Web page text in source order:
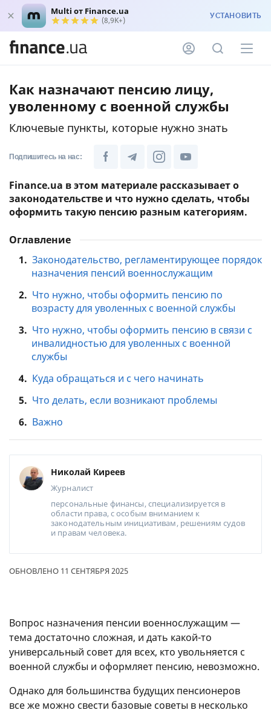
Multi от Finance.ua
(8,9K+) УСТАНОВИТЬ
Как назначают пенсию лицу,
уволенному с военной службы
Ключевые пункты, которые нужно знать
Подпишитесь на нас:
Finance.ua в этом материале рассказывает о
законодательстве и что нужно сделать, чтобы
оформить такую ​​пенсию разным категориям.
Оглавление
1. Законодательство, регламентирующее порядок
назначения пенсий военнослужащим
2. Что нужно, чтобы оформить пенсию по
возрасту для уволенных с военной службы
3. Что нужно, чтобы оформить пенсию в связи с
инвалидностью для уволенных с военной
службы
4. Куда обращаться и с чего начинать
5. Что делать, если возникают проблемы
6. Важно
Николай Киреев
Журналист
персональные финансы, специализируется в
области права, с особым вниманием к
законодательным инициативам, решениям судов
и правам человека.
ОБНОВЛЕНО 11 СЕНТЯБРЯ 2025
Вопрос назначения пенсии военнослужащим —
тема достаточно сложная, и дать какой-то
универсальный совет для всех, кто увольняется с
военной службы и оформляет пенсию, невозможно.
Однако для большинства будущих пенсионеров
все же можно свести базовые советы в несколько